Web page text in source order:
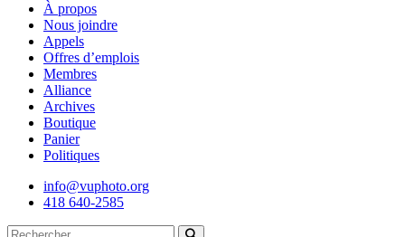
À propos
Nous joindre
Appels
Offres d’emplois
Membres
Alliance
Archives
Boutique
Panier
Politiques
info@vuphoto.org
418 640-2585